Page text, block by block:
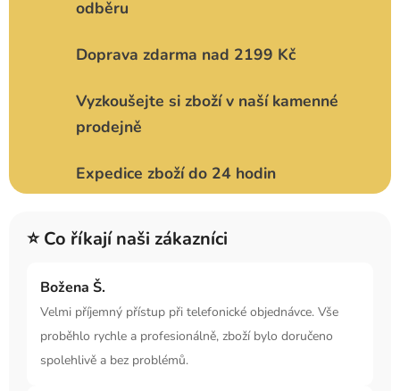
odběru
Doprava zdarma nad 2199 Kč
Vyzkoušejte si zboží v naší kamenné
prodejně
Expedice zboží do 24 hodin
⭐ Co říkají naši zákazníci
Božena Š.
Velmi příjemný přístup při telefonické objednávce. Vše
proběhlo rychle a profesionálně, zboží bylo doručeno
spolehlivě a bez problémů.